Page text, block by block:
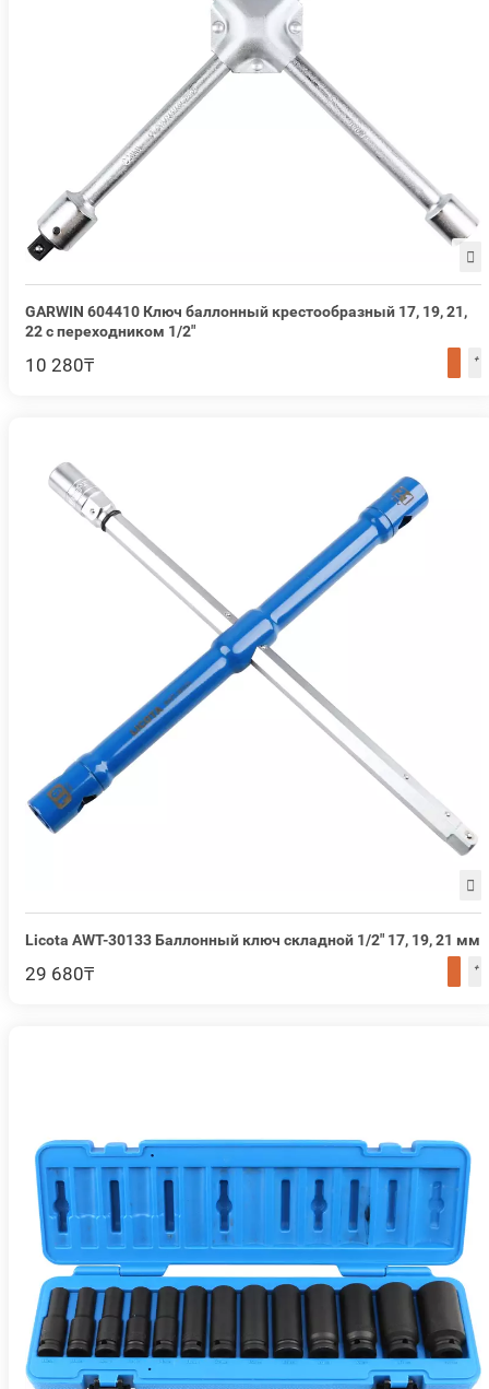
GARWIN 604410 Ключ баллонный крестообразный 17, 19, 21,
22 с переходником 1/2"
10 280₸
Licota AWT-30133 Баллонный ключ складной 1/2" 17, 19, 21 мм
29 680₸